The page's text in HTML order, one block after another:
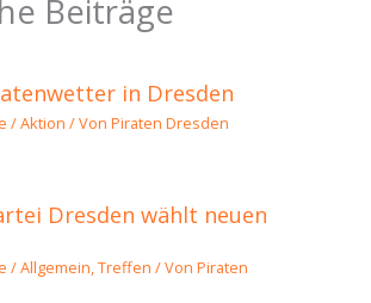
Beiträge
in Dresden
/Aktion / VonPiraten Dresden
Dresden wählt neuen
/Allgemein,Treffen / VonPiraten